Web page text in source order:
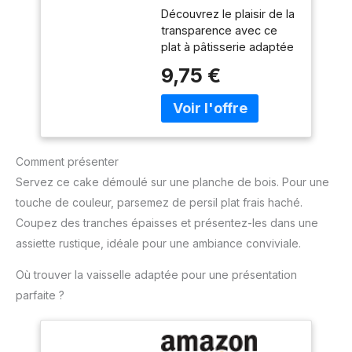
100 pourcent recycle :
Jusqu'à deux fois plus
résistant que l'aluminium
traditionnel alliage ultra
écologique, nécessitant
jusqu'à 95 pourcent
d'énergie en moins pour
sa fabrication aluminium
neuf Eco-responsable :
Produit recyclable avec
revêtement antiadhésif
sûr (pas de pfoa, pas de
contrôles plus stricts que
vigueur sur le contact
alimentaire. Sans plomb
31x12 cm
Découvrez le plaisir de la
transparence avec ce
plat à pâtisserie adaptée
gourmandises Verre
borosilicate : résistant
aux chocs thermiques :
cake préféré avec un
effet lissé : on adore !
Vous pouvez déposer
votre plat au congélateur,
four, lave-vaisselle ainsi
Matériau hygiénique
9,75 €
Comment présenter
Servez ce cake démoulé sur une planche de bois. Pour une
touche de couleur, parsemez de persil plat frais haché.
Coupez des tranches épaisses et présentez-les dans une
assiette rustique, idéale pour une ambiance conviviale.
Où trouver la vaisselle adaptée pour une présentation
parfaite ?